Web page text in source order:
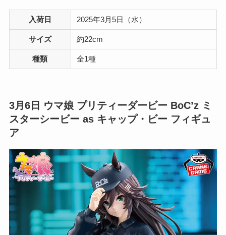
入荷日 2025年3月5日（水）
サイズ 約22cm
種類 全1種
3月6日 ウマ娘 プリティーダービー BoC’z ミ
スターシービー as キャップ・ビー フィギュ
ア